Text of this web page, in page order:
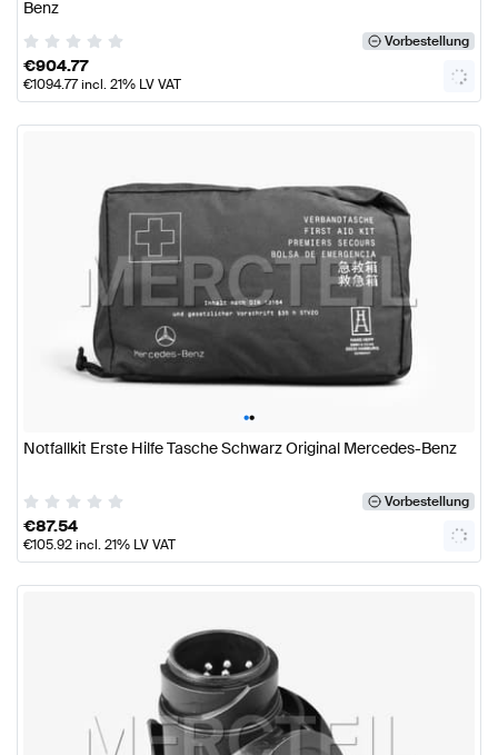
Benz
Vorbestellung
€904.77
€1094.77incl. 21% LV VAT
••
Notfallkit Erste Hilfe Tasche Schwarz Original Mercedes-Benz
Vorbestellung
€87.54
€105.92incl. 21% LV VAT